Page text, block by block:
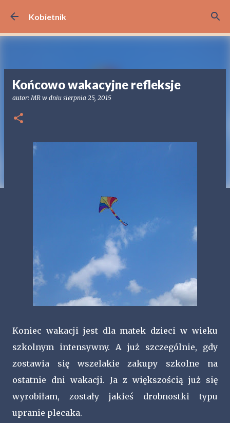
Przejdź do głównej zawartości
Kobietnik
Końcowo wakacyjne refleksje
autor:MR w dniu sierpnia 25, 2015
Koniec wakacji jest dla matek dzieci w wieku
szkolnym intensywny. A już szczególnie, gdy
zostawia się wszelakie zakupy szkolne na
ostatnie dni wakacji. Ja z większością już się
wyrobiłam, zostały jakieś drobnostki typu
upranie plecaka.